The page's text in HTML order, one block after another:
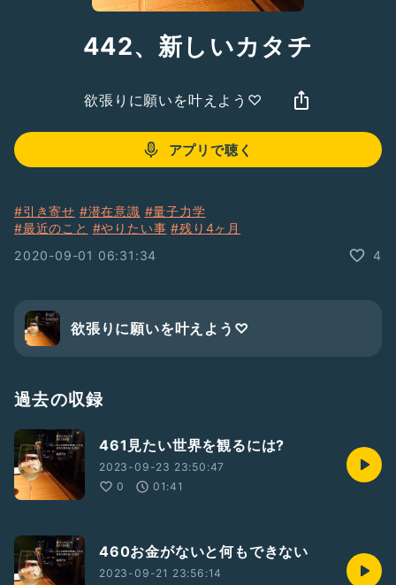
442、新しいカタチ
欲張りに願いを叶えよう♡
アプリで聴く
#引き寄せ #潜在意識 #量子力学
#最近のこと #やりたい事 #残り4ヶ月
2020-09-01 06:31:34
4
欲張りに願いを叶えよう♡
過去の収録
461見たい世界を観るには?
2023-09-23 23:50:47
0
01:41
460お金がないと何もできない
2023-09-21 23:56:14